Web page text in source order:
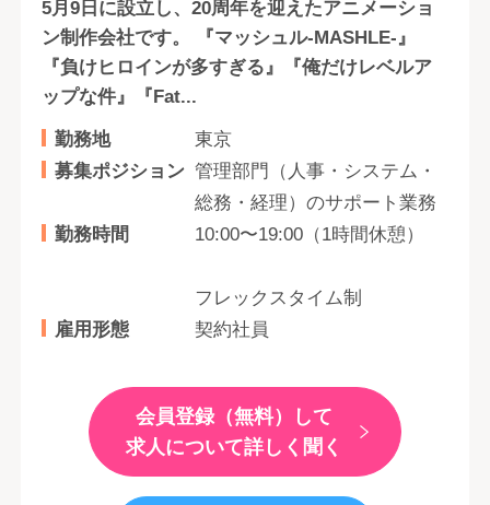
5月9日に設立し、20周年を迎えたアニメーショ
ン制作会社です。 『マッシュル-MASHLE-』
『負けヒロインが多すぎる』『俺だけレベルア
ップな件』『Fat...
勤務地
東京
募集ポジション 管理部門（人事・システム・
総務・経理）のサポート業務
勤務時間
10:00〜19:00（1時間休憩）
フレックスタイム制
雇用形態
契約社員
会員登録（無料）して
求人について詳しく聞く